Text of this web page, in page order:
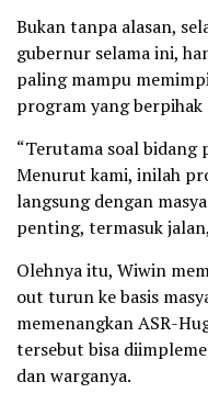
Bukan tanpa alasan,
gubernur selama ini,
paling mampu
program yang berpihak
“Terutama soal bidang
Menurut kami, inilah
langsung dengan
penting, termasuk
Olehnya itu, Wiwin
out turun ke basis
memenangkan ASR-
tersebut bisa
dan warganya.